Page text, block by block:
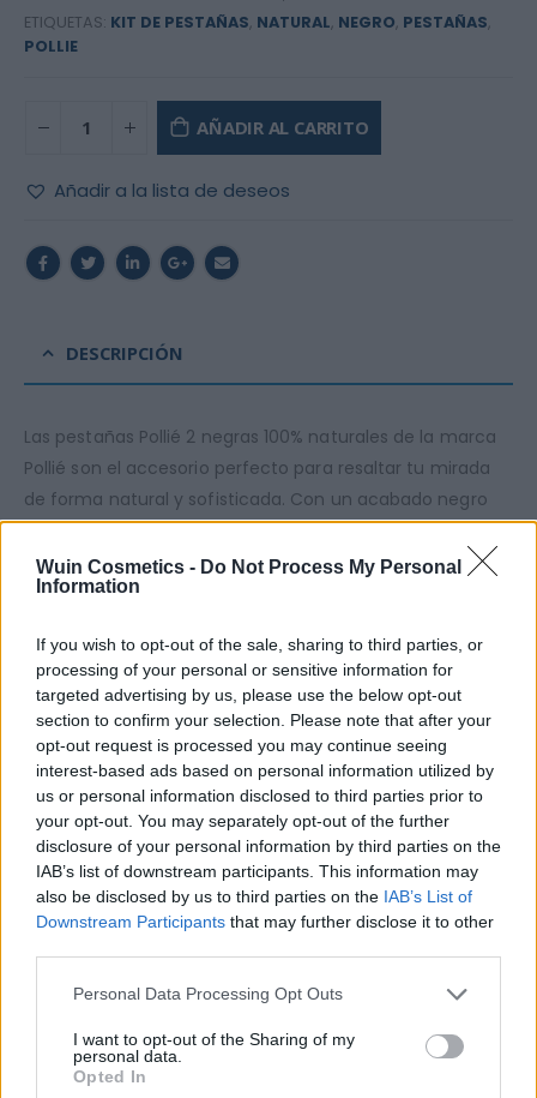
Wuin Cosmetics - Do Not Process My Personal
Information
If you wish to opt-out of the sale, sharing to third parties, or
processing of your personal or sensitive information for
targeted advertising by us, please use the below opt-out
section to confirm your selection. Please note that after your
opt-out request is processed you may continue seeing
interest-based ads based on personal information utilized by
us or personal information disclosed to third parties prior to
your opt-out. You may separately opt-out of the further
disclosure of your personal information by third parties on the
IAB’s list of downstream participants. This information may
also be disclosed by us to third parties on the IAB’s List of
Downstream Participants that may further disclose it to other
Please note that this website/app uses one or more Google
not limited to your visit or usage behaviour. You may click to
grant or deny consent to Google and its third-party tags to
use your data for below specified purposes in below Google
Personal Data Processing Opt Outs
I want to opt-out of the Sharing of my
personal data.
Opted In
ETIQUETAS: KIT DE PESTAÑAS, NATURAL, NEGRO, PESTAÑAS,
POLLIE
AÑADIR AL CARRITO
Añadir a la lista de deseos
DESCRIPCIÓN
Las pestañas Pollié 2 negras 100% naturales de la marca
Pollié son el accesorio perfecto para resaltar tu mirada
de forma natural y sofisticada. Con un acabado negro
intenso, estas pestañas están diseñadas para brindarte
un aspecto glamoroso y elegante en cualquier ocasión.
CARACTERÍSTICAS:
Pestañas 100% naturales: estas pestañas
están hechas de materiales naturales de alta
calidad que no dañan tus pestañas naturales
Diseño realista:su diseño se asemeja a las
pestañas naturales, lo que proporciona un
aspecto más natural
Agrega longitud y volumen: las pestañas Pollié
aportan longitud y volumen a tus pestañas,
logrando una apariencia más llamativa y
calidad que garantiza una aplicación segura y
duradera
Reutilizables:
puedes usar estas pestañas
varias veces, siempre y cuando las cuides y las